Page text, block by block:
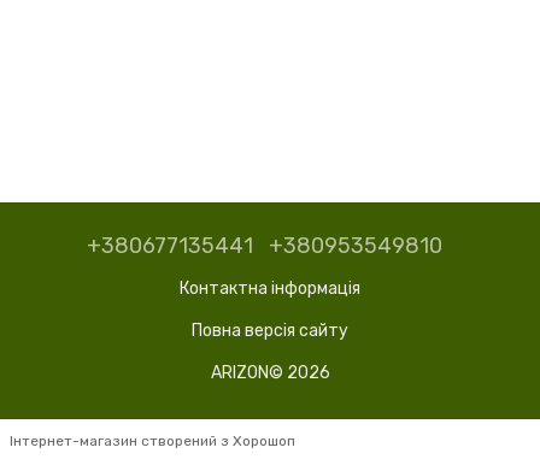
+380677135441 +380953549810
Контактна інформація
Повна версія сайту
ARIZON© 2026
Інтернет-магазин створений з Хорошоп